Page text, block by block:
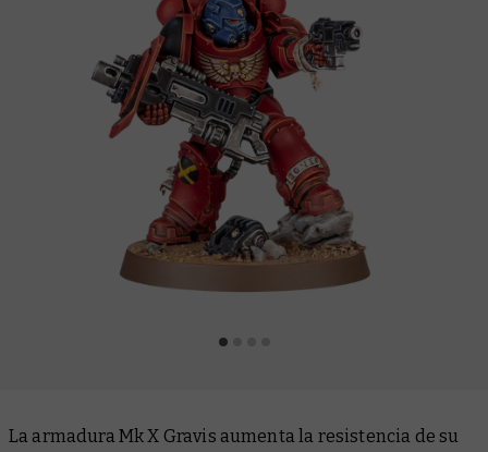
La armadura Mk X Gravis aumenta la resistencia de su